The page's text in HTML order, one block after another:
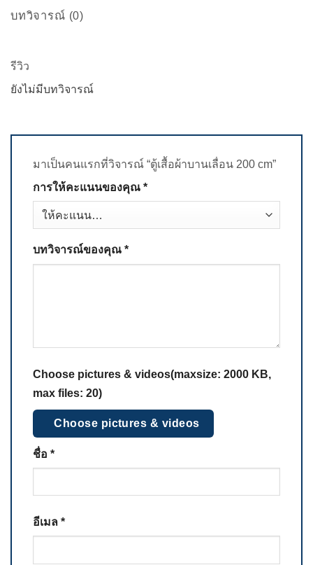
บทวิจารณ์ (0)
รีวิว
ยังไม่มีบทวิจารณ์
มาเป็นคนแรกที่วิจารณ์ “ตู้เสื้อผ้าบานเลื่อน 200 cm”
การให้คะแนนของคุณ *
บทวิจารณ์ของคุณ *
Choose pictures & videos(maxsize: 2000 KB,
max files: 20)
Choose pictures & videos
ชื่อ *
อีเมล *